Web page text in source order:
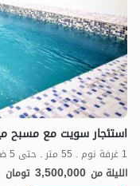
استئجار سویت مع مسبح
1 غرفة نوم . 55 متر . حتى 5 ضيف
الليلة من 3,500,000 تومان